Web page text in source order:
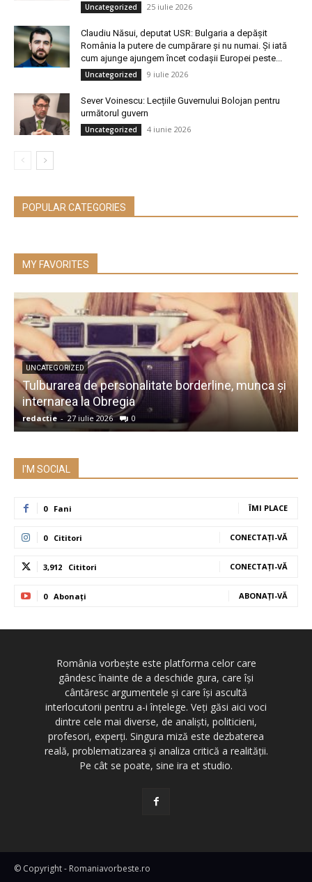
Uncategorized 25 iulie 2026
Claudiu Năsui, deputat USR: Bulgaria a depășit
România la putere de cumpărare și nu numai. Și iată
cum ajunge ajungem încet codașii Europei peste...
Uncategorized 9 iulie 2026
Sever Voinescu: Lecțiile Guvernului Bolojan pentru
următorul guvern
Uncategorized 4 iunie 2026
POPULAR CATEGORIES
MY FAVORITES
UNCATEGORIZED
Tulburarea de personalitate borderline, munca și
internarea la Obregia
redactie - 27 iulie 2026 0
I'M SOCIAL
0 Fani ÎMI PLACE
0 Cititori CONECTAȚI-VĂ
3,912 Cititori CONECTAȚI-VĂ
0 Abonați ABONAȚI-VĂ
România vorbește este platforma celor care
gândesc înainte de a deschide gura, care își
cântăresc argumentele și care își ascultă
interlocutorii pentru a-i înțelege. Veți găsi aici voci
dintre cele mai diverse, de analiști, politicieni,
profesori, experți. Singura miză este dezbaterea
reală, problematizarea și analiza critică a realității.
Pe cât se poate, sine ira et studio.
© Copyright - Romaniavorbeste.ro